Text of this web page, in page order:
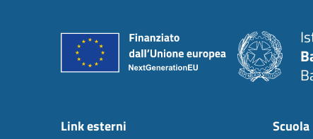
Link esterni Scuola